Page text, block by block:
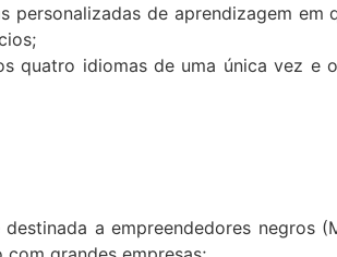
personalizadas de aprendizagem
quatro idiomas de uma única vez e
a empreendedores negros